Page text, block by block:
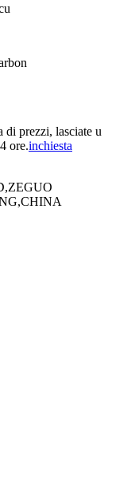
di prezzi, lasciate u
ore.inchiesta